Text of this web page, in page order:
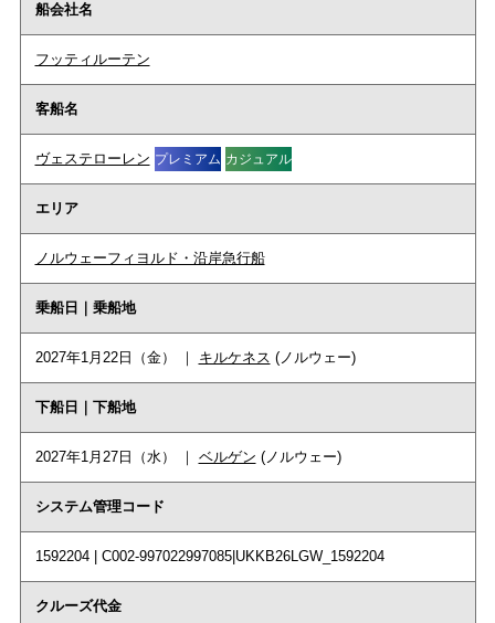
船会社名
フッティルーテン
客船名
ヴェステローレン プレミアム カジュアル
エリア
ノルウェーフィヨルド・沿岸急行船
乗船日｜乗船地
2027年1月22日（金） ｜ キルケネス (ノルウェー)
下船日｜下船地
2027年1月27日（水） ｜ ベルゲン (ノルウェー)
システム管理コード
1592204 | C002-997022997085|UKKB26LGW_1592204
クルーズ代金